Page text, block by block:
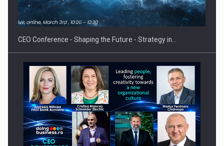
Proteinmaxxing and the Future of Protein Demand
CEO Conference - Shaping the Future - Strategy in…